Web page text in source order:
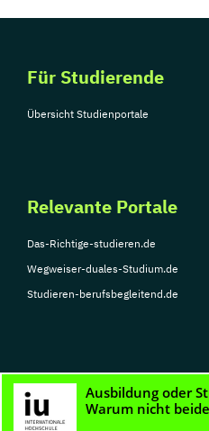
Für Studierende
Übersicht Studienportale
Relevante Portale
Das-Richtige-studieren.de
Wegweiser-duales-Studium.de
Studieren-berufsbegleitend.de
© Copyright 2026, TarGroup Media GmbH